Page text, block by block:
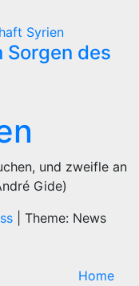
Syrien
Sorgen des
und zweifle an
Gide)
Theme: News
Home